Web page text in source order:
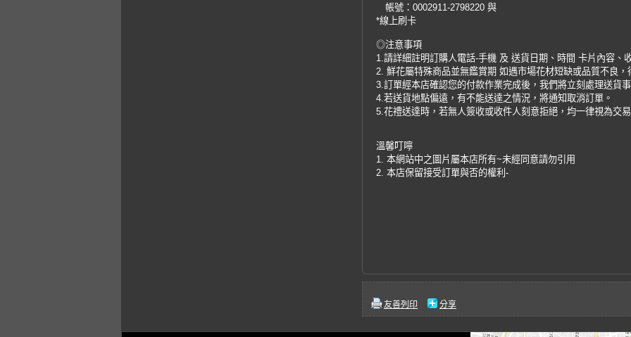
帳號：0002911-2798220 與
*線上刷卡
◎注意事項
1.請詳細註明訂購人電話-手機 及 送貨日期、時間 卡片內容、
2. 鮮花屬特殊商品並無鑑賞期 如遇市場花材短缺或品質不良，
3.訂單經本店確認您的付款作業完成後，我們將立刻處理送貨
4.若送貨地點偏遠，有不能送達之情況，將通知取消訂單。
5.花禮送達時，若無人簽收或收件人刻意拒絕，均一律視為交
溫馨叮嚀
1. 本網站中之圖片屬本店所有~未經同意請勿引用
2. 本店保留接受訂單與否的權利-
友善列印 分享